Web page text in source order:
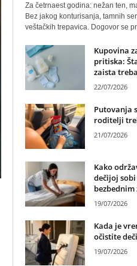
Za četrnaest godina: nežan ten,
Bez jakog konturisanja, tamnih
veštačkih trepavica. Dogovor se
Kupovina
pritiska:
zaista
22/07/2026
Putovanja
roditelji
21/07/2026
Kako
dečijoj
bezbednim
19/07/2026
Kada je
očistite
19/07/2026